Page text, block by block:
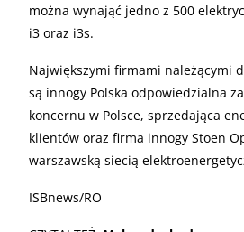
można wynająć jedno z 500
i3 oraz i3s.
Największymi firmami należącymi
są innogy Polska odpowiedzialna
koncernu w Polsce, sprzedająca
klientów oraz firma innogy Stoen
warszawską siecią
ISBnews/RO